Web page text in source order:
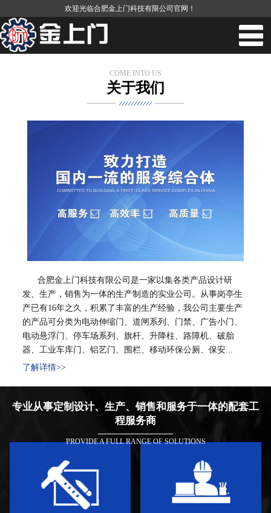
欢迎光临合肥金上门科技有限公司官网！
COME INTO US
关于我们
合肥金上门科技有限公司是一家以集各类产品设计研
发、生产，销售为一体的生产制造的实业公司。从事岗亭生
产已有16年之久，积累了丰富的生产经验，我公司主要生产
的产品可分类为电动伸缩门、道闸系列、门禁、广告小门、
电动悬浮门、停车场系列、旗杆、升降柱、路障机、破胎
器、工业车库门、铝艺门、围栏、移动环保公厕、保安...
了解详情>>
专业从事定制设计、生产、销售和服务于一体的配套工
程服务商
PROVIDE A FULL RANGE OF SOLUTIONS